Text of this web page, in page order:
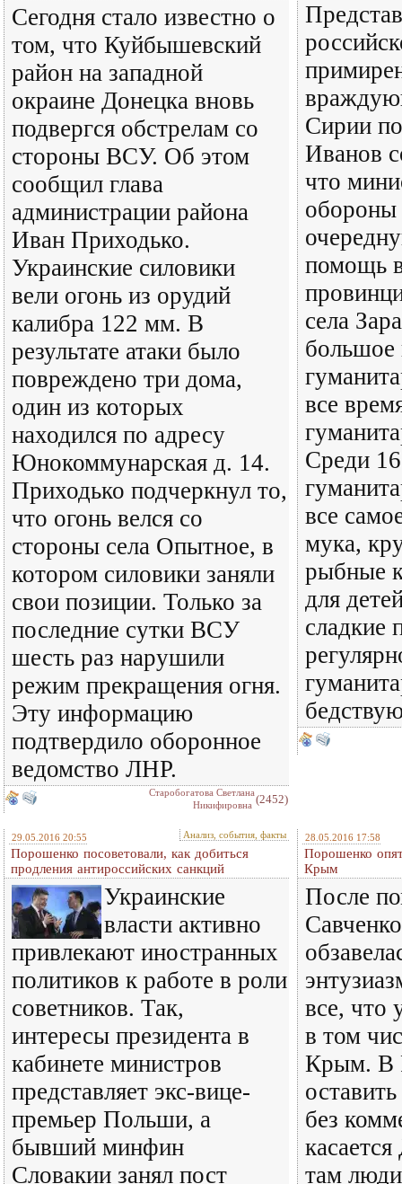
Сегодня стало известно о
том, что Куйбышевский
район на западной
окраине Донецка вновь
подвергся обстрелам со
стороны ВСУ. Об этом
сообщил глава
администрации района
Иван Приходько.
Украинские силовики
вели огонь из орудий
калибра 122 мм. В
результате атаки было
повреждено три дома,
один из которых
находился по адресу
Юнокоммунарская д. 14.
Приходько подчеркнул то,
что огонь велся со
стороны села Опытное, в
котором силовики заняли
свои позиции. Только за
последние сутки ВСУ
шесть раз нарушили
режим прекращения огня.
Эту информацию
подтвердило оборонное
ведомство ЛНР.
Старобогатова Светлана
Никифировна (2452)
Сирии
Иванов
что
обороны
помощь
села
большое
все
Среди
все
мука,
рыбные
для
сладкие
29.05.2016 20:55 Анализ, события, факты
Порошенко посоветовали, как добиться
продления антироссийских санкций
Украинские
власти активно
привлекают иностранных
политиков к работе в роли
советников. Так,
интересы президента в
кабинете министров
представляет экс-вице-
премьер Польши, а
бывший минфин
Словакии занял пост
28.05.2016 17:58
Порошенко
Крым
После
все, что
в том
Крым. В
без
там люди